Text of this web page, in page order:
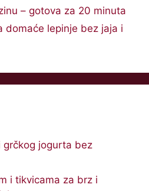
– gotova za 20 minuta
domaće lepinje bez jaja i
jogurta bez
i tikvicama za brz i